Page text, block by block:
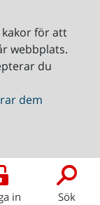
för att
webbplats.
du
dem
in Sök